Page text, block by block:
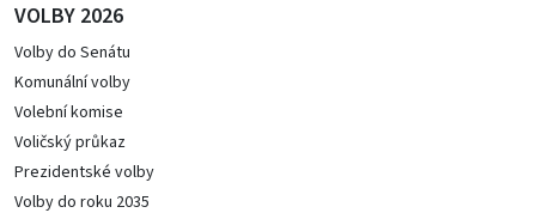
VOLBY 2026
Volby do Senátu
Komunální volby
Volební komise
Voličský průkaz
Prezidentské volby
Volby do roku 2035